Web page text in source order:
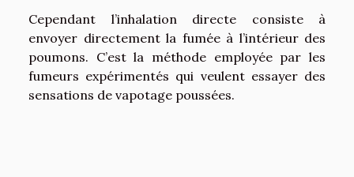
Cependant l’inhalation directe consiste à
envoyer directement la fumée à l’intérieur des
poumons. C’est la méthode employée par les
fumeurs expérimentés qui veulent essayer des
sensations de vapotage poussées.